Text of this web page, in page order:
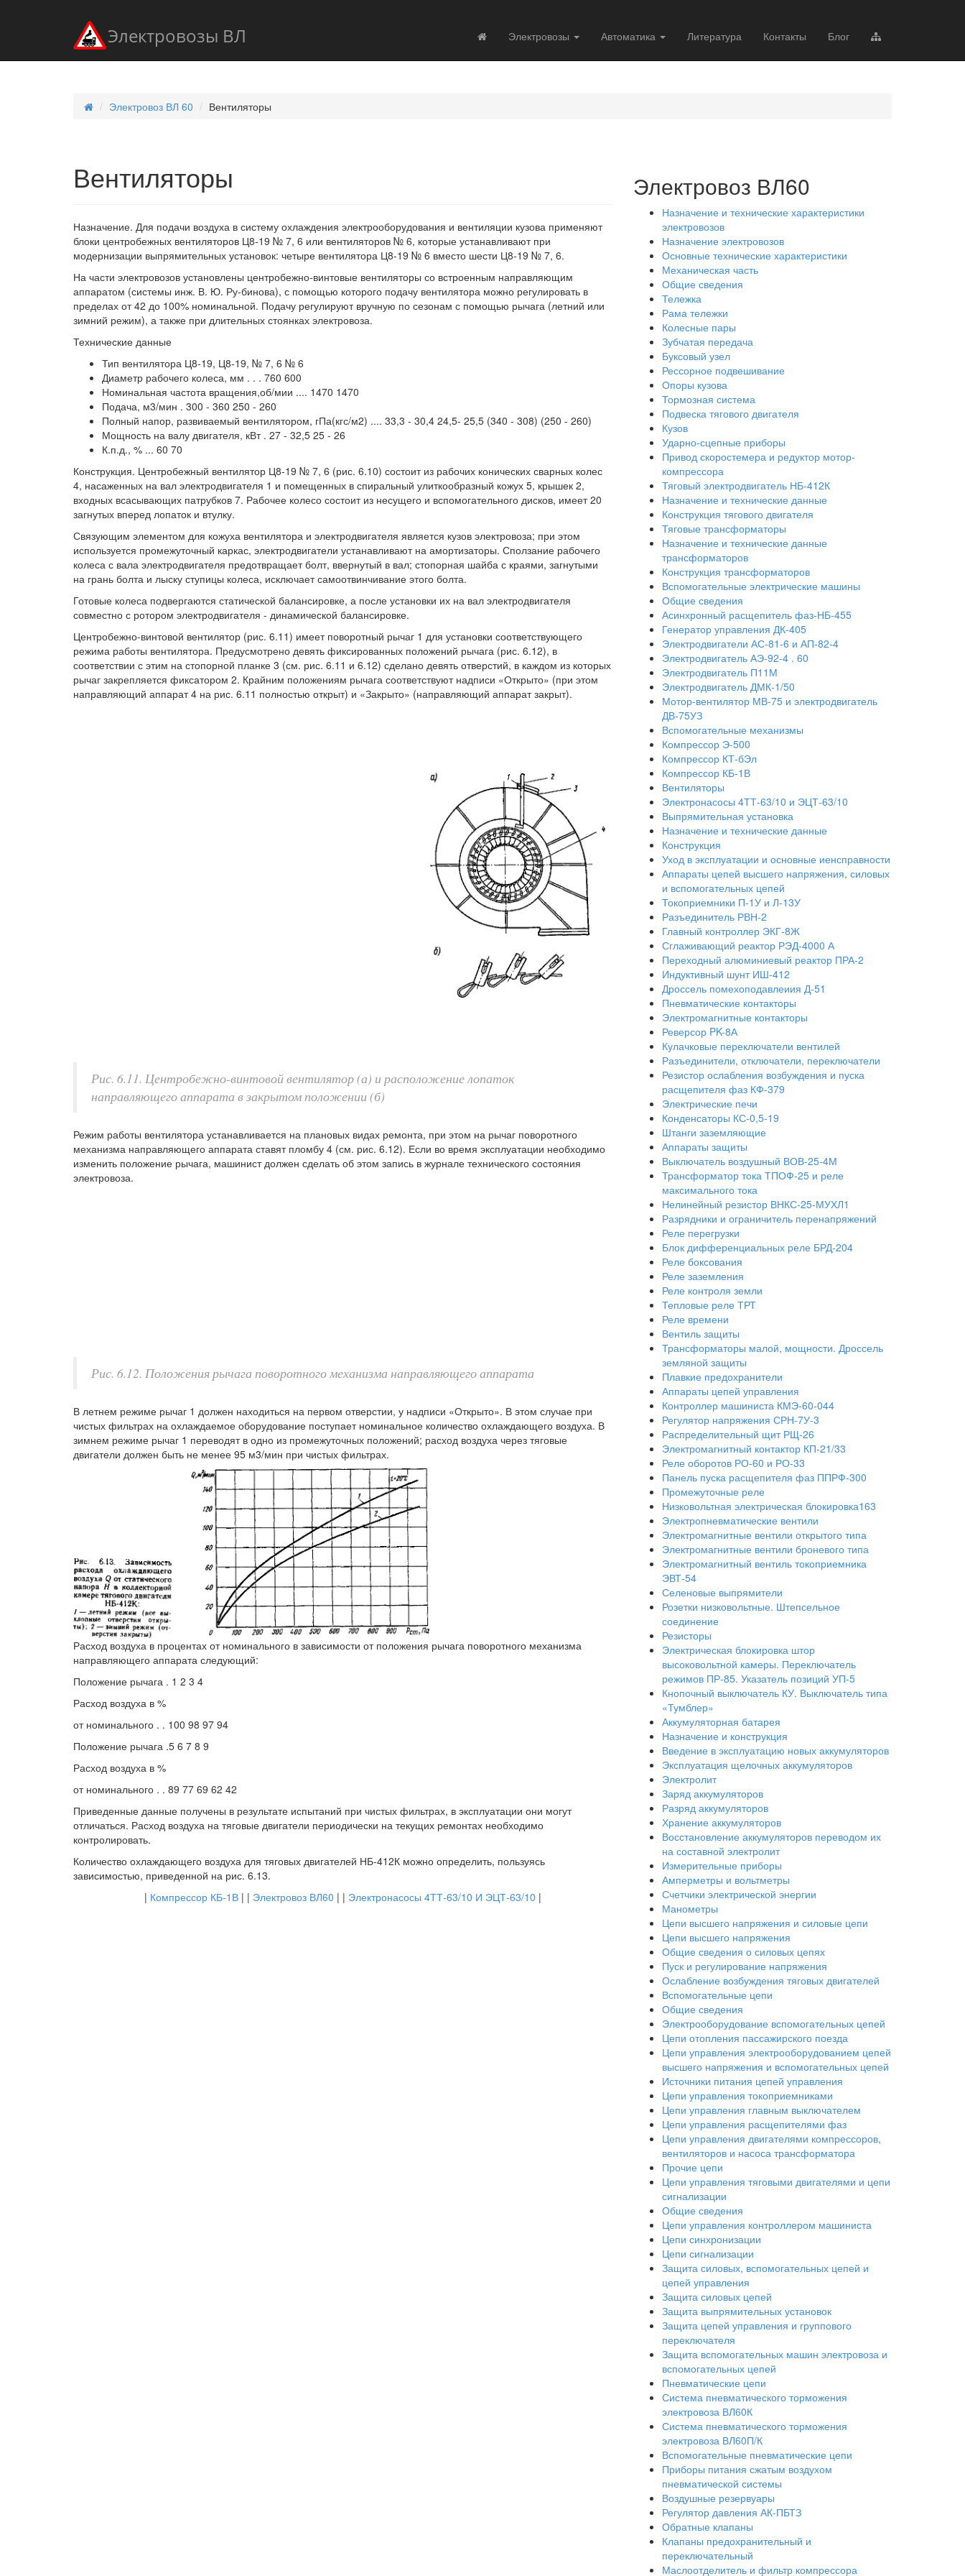
Электровозы ВЛ Электровозы Автоматика Литература Контакты Блог
Электровоз ВЛ 60 Вентиляторы
Вентиляторы
Назначение. Для подачи воздуха в систему охлаждения электрооборудования и вентиляции кузова применяют
блоки центробежных вентиляторов Ц8-19 № 7, 6 или вентиляторов № 6, которые устанавливают при
модернизации выпрямительных установок: четыре вентилятора Ц8-19 № 6 вместо шести Ц8-19 № 7, 6.
На части электровозов установлены центробежно-винтовые вентиляторы со встроенным направляющим
аппаратом (системы инж. В. Ю. Ру-бинова), с помощью которого подачу вентилятора можно регулировать в
пределах от 42 до 100% номинальной. Подачу регулируют вручную по сезонам с помощью рычага (летний или
зимний режим), а также при длительных стоянках электровоза.
Технические данные
Тип вентилятора Ц8-19, Ц8-19, № 7, 6 № 6
Диаметр рабочего колеса, мм . . . 760 600
Номинальная частота вращения,об/мии .... 1470 1470
Подача, м3/мин . 300 - 360 250 - 260
Полный напор, развиваемый вентилятором, гПа(кгс/м2) .... 33,3 - 30,4 24,5- 25,5 (340 - 308) (250 - 260)
Мощность на валу двигателя, кВт . 27 - 32,5 25 - 26
К.п.д., % ... 60 70
Конструкция. Центробежный вентилятор Ц8-19 № 7, 6 (рис. 6.10) состоит из рабочих конических сварных колес
4, насаженных на вал электродвигателя 1 и помещенных в спиральный улиткообразный кожух 5, крышек 2,
входных всасывающих патрубков 7. Рабочее колесо состоит из несущего и вспомогательного дисков, имеет 20
загнутых вперед лопаток и втулку.
Связующим элементом для кожуха вентилятора и электродвигателя является кузов электровоза; при этом
используется промежуточный каркас, электродвигатели устанавливают на амортизаторы. Сползание рабочего
колеса с вала электродвигателя предотвращает болт, ввернутый в вал; стопорная шайба с краями, загнутыми
на грань болта и лыску ступицы колеса, исключает самоотвинчивание этого болта.
Готовые колеса подвергаются статической балансировке, а после установки их на вал электродвигателя
совместно с ротором электродвигателя - динамической балансировке.
Центробежно-винтовой вентилятор (рис. 6.11) имеет поворотный рычаг 1 для установки соответствующего
режима работы вентилятора. Предусмотрено девять фиксированных положений рычага (рис. 6.12), в
соответствии с этим на стопорной планке 3 (см. рис. 6.11 и 6.12) сделано девять отверстий, в каждом из которых
рычаг закрепляется фиксатором 2. Крайним положениям рычага соответствуют надписи «Открыто» (при этом
направляющий аппарат 4 на рис. 6.11 полностью открыт) и «Закрыто» (направляющий аппарат закрыт).
Рис. 6.11. Центробежно-винтовой вентилятор (а) и расположение лопаток
направляющего аппарата в закрытом положении (б)
Режим работы вентилятора устанавливается на плановых видах ремонта, при этом на рычаг поворотного
механизма направляющего аппарата ставят пломбу 4 (см. рис. 6.12). Если во время эксплуатации необходимо
изменить положение рычага, машинист должен сделать об этом запись в журнале технического состояния
электровоза.
Рис. 6.12. Положения рычага поворотного механизма направляющего аппарата
В летнем режиме рычаг 1 должен находиться на первом отверстии, у надписи «Открыто». В этом случае при
чистых фильтрах на охлаждаемое оборудование поступает номинальное количество охлаждающего воздуха. В
зимнем режиме рычаг 1 переводят в одно из промежуточных положений; расход воздуха через тяговые
двигатели должен быть не менее 95 м3/мин при чистых фильтрах.
Расход воздуха в процентах от номинального в зависимости от положения рычага поворотного механизма
направляющего аппарата следующий:
Положение рычага . 1 2 3 4
Расход воздуха в %
от номинального . . 100 98 97 94
Положение рычага .5 6 7 8 9
Расход воздуха в %
от номинального . . 89 77 69 62 42
Приведенные данные получены в результате испытаний при чистых фильтрах, в эксплуатации они могут
отличаться. Расход воздуха на тяговые двигатели периодически на текущих ремонтах необходимо
контролировать.
Количество охлаждающего воздуха для тяговых двигателей НБ-412К можно определить, пользуясь
зависимостью, приведенной на рис. 6.13.
| Компрессор КБ-1В| | Электровоз ВЛ60 | | Электронасосы 4ТТ-63/10 И ЭЦТ-63/10 |
Электровоз ВЛ60
Назначение и технические характеристики
электровозов
Назначение электровозов
Основные технические характеристики
Механическая часть
Общие сведения
Тележка
Рама тележки
Колесные пары
Зубчатая передача
Буксовый узел
Рессорное подвешивание
Опоры кузова
Тормозная система
Подвеска тягового двигателя
Кузов
Ударно-сцепные приборы
Привод скоростемера и редуктор мотор-
компрессора
Тяговый электродвигатель НБ-412К
Назначение и технические данные
Конструкция тягового двигателя
Тяговые трансформаторы
Назначение и технические данные
трансформаторов
Конструкция трансформаторов
Вспомогательные электрические машины
Общие сведения
Асинхронный расщепитель фаз-НБ-455
Генератор управления ДК-405
Электродвигатели АС-81-6 и АП-82-4
Электродвигатель АЭ-92-4 . 60
Электродвигатель П11М
Электродвигатель ДМК-1/50
Мотор-вентилятор МВ-75 и электродвигатель
ДВ-75УЗ
Вспомогательные механизмы
Компрессор Э-500
Компрессор КТ-бЭл
Компрессор КБ-1В
Вентиляторы
Электронасосы 4ТТ-63/10 и ЭЦТ-63/10
Выпрямительная установка
Назначение и технические данные
Конструкция
Уход в эксплуатации и основные иенсправности
Аппараты цепей высшего напряжения, силовых
и вспомогательных цепей
Токоприемники П-1У и Л-13У
Разъединитель РВН-2
Главный контроллер ЭКГ-8Ж
Сглаживающий реактор РЭД-4000 А
Переходный алюминиевый реактор ПРА-2
Индуктивный шунт ИШ-412
Дроссель помехоподавлеиия Д-51
Пневматические контакторы
Электромагнитные контакторы
Реверсор PK-8А
Кулачковые переключатели вентилей
Разъединители, отключатели, переключатели
Резистор ослабления возбуждения и пуска
расщепителя фаз КФ-379
Электрические печи
Конденсаторы КС-0,5-19
Штанги заземляющие
Аппараты защиты
Выключатель воздушный ВОВ-25-4М
Трансформатор тока ТПОФ-25 и реле
максимального тока
Нелинейный резистор ВНКС-25-МУХЛ1
Разрядники и ограничитель перенапряжений
Реле перегрузки
Блок дифференциальных реле БРД-204
Реле боксования
Реле заземления
Реле контроля земли
Тепловые реле ТРТ
Реле времени
Вентиль защиты
Трансформаторы малой, мощности. Дроссель
земляной защиты
Плавкие предохранители
Аппараты цепей управления
Контроллер машиниста КМЭ-60-044
Регулятор напряжения СРН-7У-3
Распределительный щит РЩ-26
Электромагнитный контактор КП-21/33
Реле оборотов РО-60 и РО-33
Панель пуска расщепителя фаз ППРФ-300
Промежуточные реле
Низковольтная электрическая блокировка163
Электропневматические вентили
Электромагнитные вентили открытого типа
Электромагнитные вентили броневого типа
Электромагнитный вентиль токоприемника
ЭВТ-54
Селеновые выпрямители
Розетки низковольтные. Штепсельное
соединение
Резисторы
Электрическая блокировка штор
высоковольтной камеры. Переключатель
режимов ПР-85. Указатель позиций УП-5
Кнопочный выключатель КУ. Выключатель типа
«Тумблер»
Аккумуляторная батарея
Назначение и конструкция
Введение в эксплуатацию новых аккумуляторов
Эксплуатация щелочных аккумуляторов
Электролит
Заряд аккумуляторов
Разряд аккумуляторов
Хранение аккумуляторов
Восстановление аккумуляторов переводом их
на составной электролит
Измерительные приборы
Амперметры и вольтметры
Счетчики электрической энергии
Манометры
Цепи высшего напряжения и силовые цепи
Цепи высшего напряжения
Общие сведения о силовых цепях
Пуск и регулирование напряжения
Ослабление возбуждения тяговых двигателей
Вспомогательные цепи
Общие сведения
Электрооборудование вспомогательных цепей
Цепи отопления пассажирского поезда
Цепи управления электрооборудованием цепей
высшего напряжения и вспомогательных цепей
Источники питания цепей управления
Цепи управления токоприемниками
Цепи управления главным выключателем
Цепи управления расщепителями фаз
Цепи управления двигателями компрессоров,
вентиляторов и насоса трансформатора
Прочие цепи
Цепи управления тяговыми двигателями и цепи
сигнализации
Общие сведения
Цепи управления контроллером машиниста
Цепи синхронизации
Цепи сигнализации
Защита силовых, вспомогательных цепей и
цепей управления
Защита силовых цепей
Защита выпрямительных установок
Защита цепей управления и группового
переключателя
Защита вспомогательных машин электровоза и
вспомогательных цепей
Пневматические цепи
Система пневматического торможения
электровоза ВЛ60К
Система пневматического торможения
электровоза ВЛ60П/К
Вспомогательные пневматические цепи
Приборы питания сжатым воздухом
пневматической системы
Воздушные резервуары
Регулятор давления АК-ПБТЗ
Обратные клапаны
Клапаны предохранительный и
переключательный
Маслоотделитель и фильтр компрессора